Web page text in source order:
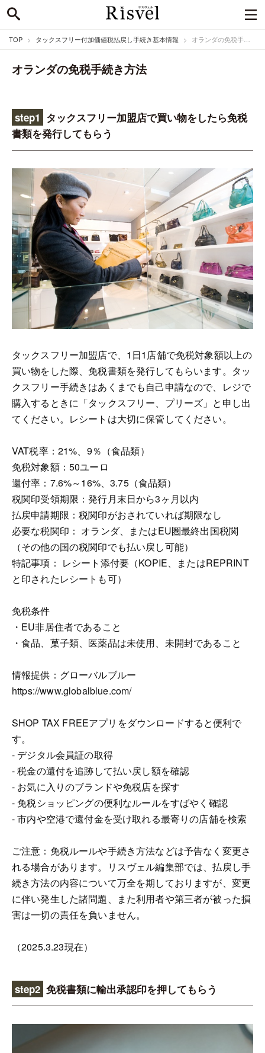
TOP タックスフリー付加価値税払戻し手続き基本情報 オランダの免税手続き方法
オランダの免税手続き方法
step1 タックスフリー加盟店で買い物をしたら免税
書類を発行してもらう
タックスフリー加盟店で、1日1店舗で免税対象額以上の
買い物をした際、免税書類を発行してもらいます。タッ
クスフリー手続きはあくまでも自己申請なので、レジで
購入するときに「タックスフリー、プリーズ」と申し出
てください。レシートは大切に保管してください。
VAT税率：21%、9％（食品類）
免税対象額：50ユーロ
還付率：7.6%～16%、3.75（食品類）
税関印受領期限：発行月末日から3ヶ月以内
払戻申請期限：税関印がおされていれば期限なし
必要な税関印： オランダ、またはEU圏最終出国税関
（その他の国の税関印でも払い戻し可能）
特記事項： レシート添付要（KOPIE、またはREPRINT
と印されたレシートも可）
免税条件
・EU非居住者であること
・食品、菓子類、医薬品は未使用、未開封であること
情報提供：グローバルブルー
https://www.globalblue.com/
SHOP TAX FREEアプリをダウンロードすると便利で
す。
- デジタル会員証の取得
- 税金の還付を追跡して払い戻し額を確認
- お気に入りのブランドや免税店を探す
- 免税ショッピングの便利なルールをすばやく確認
- 市内や空港で還付金を受け取れる最寄りの店舗を検索
ご注意：免税ルールや手続き方法などは予告なく変更さ
れる場合があります。リスヴェル編集部では、払戻し手
続き方法の内容について万全を期しておりますが、変更
に伴い発生した諸問題、また利用者や第三者が被った損
害は一切の責任を負いません。
（2025.3.23現在）
step2 免税書類に輸出承認印を押してもらう